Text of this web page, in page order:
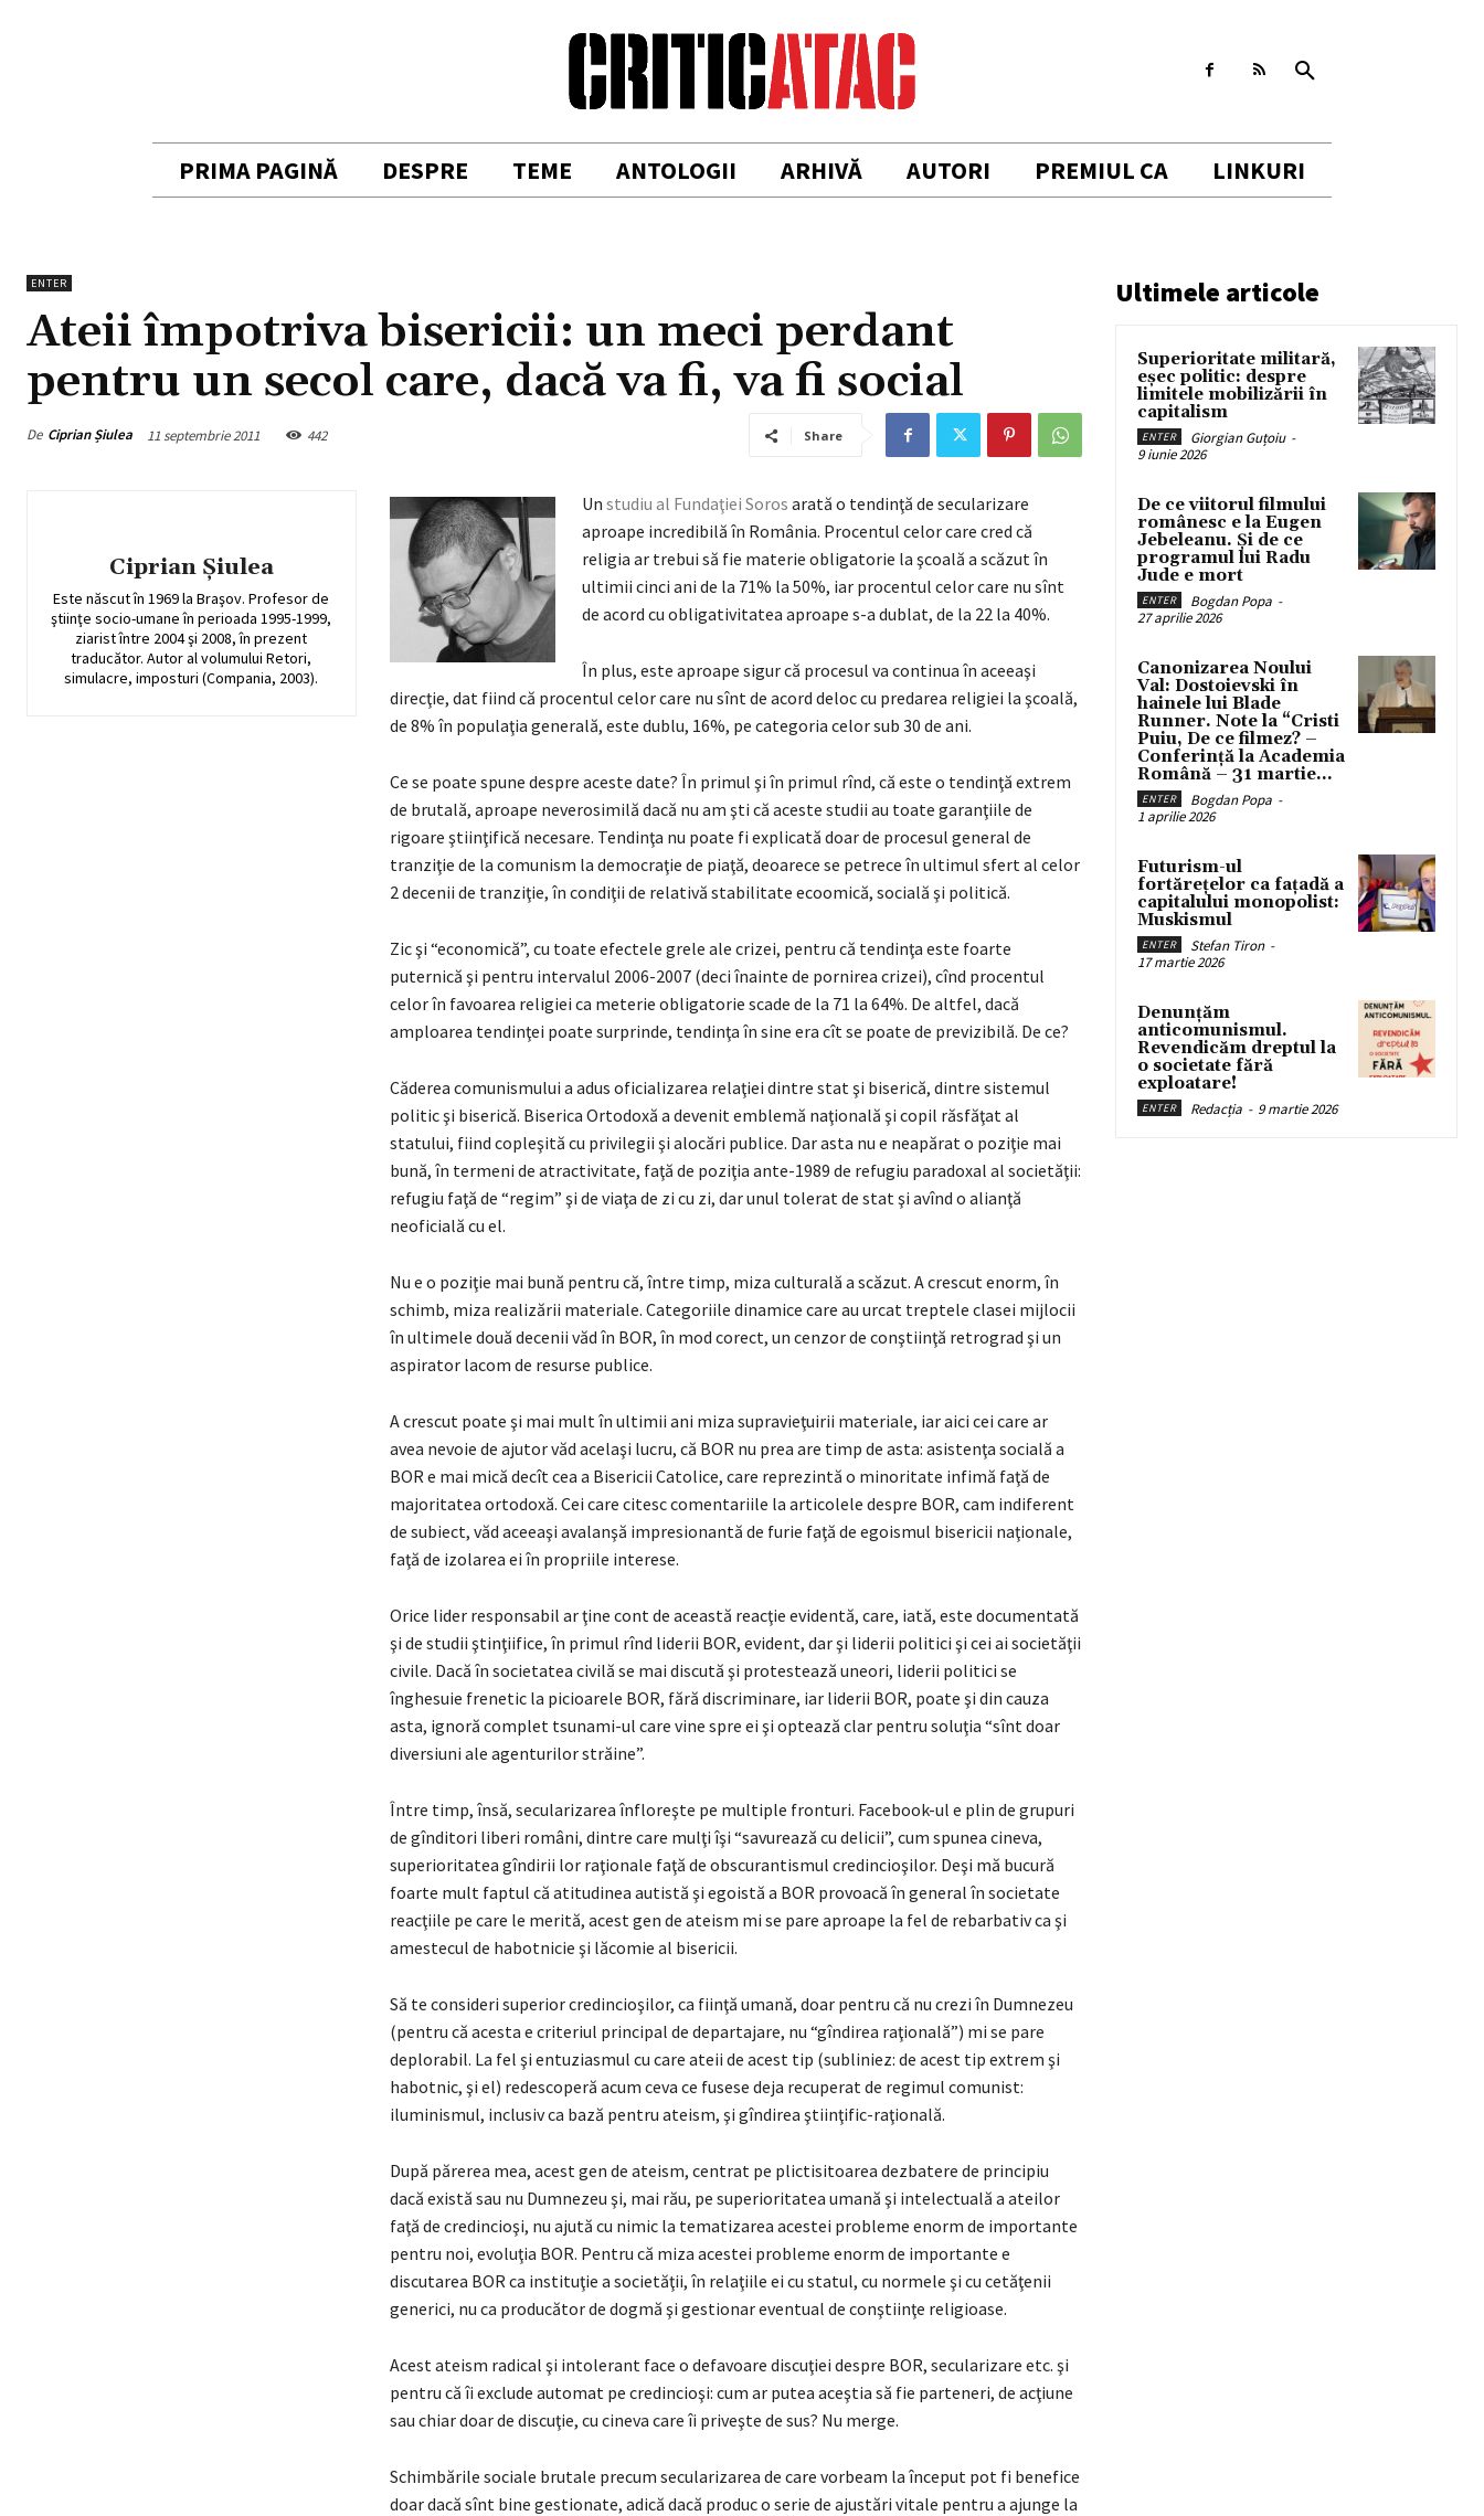
PRIMA PAGINĂ DESPRE TEME ANTOLOGII ARHIVĂ AUTORI PREMIUL CA LINKURI
ENTER
Ateii împotriva bisericii: un meci perdant
pentru un secol care, dacă va fi, va fi social
De Ciprian Șiulea 11 septembrie 2011 442 Share
Ciprian Șiulea
Este născut în 1969 la Braşov. Profesor de
ştiinţe socio-umane în perioada 1995-1999,
ziarist între 2004 şi 2008, în prezent
traducător. Autor al volumului Retori,
simulacre, imposturi (Compania, 2003).
Un studiu al Fundaţiei Soros arată o tendinţă de secularizare
aproape incredibilă în România. Procentul celor care cred că
religia ar trebui să fie materie obligatorie la şcoală a scăzut în
ultimii cinci ani de la 71% la 50%, iar procentul celor care nu sînt
de acord cu obligativitatea aproape s-a dublat, de la 22 la 40%.
În plus, este aproape sigur că procesul va continua în aceeaşi
direcţie, dat fiind că procentul celor care nu sînt de acord deloc cu predarea religiei la şcoală,
de 8% în populaţia generală, este dublu, 16%, pe categoria celor sub 30 de ani.
Ce se poate spune despre aceste date? În primul şi în primul rînd, că este o tendinţă extrem
de brutală, aproape neverosimilă dacă nu am şti că aceste studii au toate garanţiile de
rigoare ştiinţifică necesare. Tendinţa nu poate fi explicată doar de procesul general de
tranziţie de la comunism la democraţie de piaţă, deoarece se petrece în ultimul sfert al celor
2 decenii de tranziţie, în condiţii de relativă stabilitate ecoomică, socială şi politică.
Zic şi “economică”, cu toate efectele grele ale crizei, pentru că tendinţa este foarte
puternică şi pentru intervalul 2006-2007 (deci înainte de pornirea crizei), cînd procentul
celor în favoarea religiei ca meterie obligatorie scade de la 71 la 64%. De altfel, dacă
amploarea tendinţei poate surprinde, tendinţa în sine era cît se poate de previzibilă. De ce?
Căderea comunismului a adus oficializarea relaţiei dintre stat şi biserică, dintre sistemul
politic şi biserică. Biserica Ortodoxă a devenit emblemă naţională şi copil răsfăţat al
statului, fiind copleşită cu privilegii şi alocări publice. Dar asta nu e neapărat o poziţie mai
bună, în termeni de atractivitate, faţă de poziţia ante-1989 de refugiu paradoxal al societăţii:
refugiu faţă de “regim” şi de viaţa de zi cu zi, dar unul tolerat de stat şi avînd o alianţă
neoficială cu el.
Nu e o poziţie mai bună pentru că, între timp, miza culturală a scăzut. A crescut enorm, în
schimb, miza realizării materiale. Categoriile dinamice care au urcat treptele clasei mijlocii
în ultimele două decenii văd în BOR, în mod corect, un cenzor de conştiinţă retrograd şi un
aspirator lacom de resurse publice.
A crescut poate şi mai mult în ultimii ani miza supravieţuirii materiale, iar aici cei care ar
avea nevoie de ajutor văd acelaşi lucru, că BOR nu prea are timp de asta: asistenţa socială a
BOR e mai mică decît cea a Bisericii Catolice, care reprezintă o minoritate infimă faţă de
majoritatea ortodoxă. Cei care citesc comentariile la articolele despre BOR, cam indiferent
de subiect, văd aceeaşi avalanşă impresionantă de furie faţă de egoismul bisericii naţionale,
faţă de izolarea ei în propriile interese.
Orice lider responsabil ar ţine cont de această reacţie evidentă, care, iată, este documentată
şi de studii ştinţiifice, în primul rînd liderii BOR, evident, dar şi liderii politici şi cei ai societăţii
civile. Dacă în societatea civilă se mai discută şi protestează uneori, liderii politici se
înghesuie frenetic la picioarele BOR, fără discriminare, iar liderii BOR, poate şi din cauza
asta, ignoră complet tsunami-ul care vine spre ei şi optează clar pentru soluţia “sînt doar
diversiuni ale agenturilor străine”.
Între timp, însă, secularizarea înfloreşte pe multiple fronturi. Facebook-ul e plin de grupuri
de gînditori liberi români, dintre care mulţi îşi “savurează cu delicii”, cum spunea cineva,
superioritatea gîndirii lor raţionale faţă de obscurantismul credincioşilor. Deşi mă bucură
foarte mult faptul că atitudinea autistă şi egoistă a BOR provoacă în general în societate
reacţiile pe care le merită, acest gen de ateism mi se pare aproape la fel de rebarbativ ca şi
amestecul de habotnicie şi lăcomie al bisericii.
Să te consideri superior credincioşilor, ca fiinţă umană, doar pentru că nu crezi în Dumnezeu
(pentru că acesta e criteriul principal de departajare, nu “gîndirea raţională”) mi se pare
deplorabil. La fel şi entuziasmul cu care ateii de acest tip (subliniez: de acest tip extrem şi
habotnic, şi el) redescoperă acum ceva ce fusese deja recuperat de regimul comunist:
iluminismul, inclusiv ca bază pentru ateism, şi gîndirea ştiinţific-raţională.
După părerea mea, acest gen de ateism, centrat pe plictisitoarea dezbatere de principiu
dacă există sau nu Dumnezeu şi, mai rău, pe superioritatea umană şi intelectuală a ateilor
faţă de credincioşi, nu ajută cu nimic la tematizarea acestei probleme enorm de importante
pentru noi, evoluţia BOR. Pentru că miza acestei probleme enorm de importante e
discutarea BOR ca instituţie a societăţii, în relaţiile ei cu statul, cu normele şi cu cetăţenii
generici, nu ca producător de dogmă şi gestionar eventual de conştiinţe religioase.
Acest ateism radical şi intolerant face o defavoare discuţiei despre BOR, secularizare etc. şi
pentru că îi exclude automat pe credincioşi: cum ar putea aceştia să fie parteneri, de acţiune
sau chiar doar de discuţie, cu cineva care îi priveşte de sus? Nu merge.
Schimbările sociale brutale precum secularizarea de care vorbeam la început pot fi benefice
doar dacă sînt bine gestionate, adică dacă produc o serie de ajustări vitale pentru a ajunge la
Ultimele articole
Superioritate militară,
eșec politic: despre
limitele mobilizării în
capitalism
ENTER Giorgian Guțoiu -
9 iunie 2026
De ce viitorul filmului
românesc e la Eugen
Jebeleanu. Și de ce
programul lui Radu
Jude e mort
ENTER Bogdan Popa -
27 aprilie 2026
Canonizarea Noului
Val: Dostoievski în
hainele lui Blade
Runner. Note la “Cristi
Puiu, De ce filmez? –
Conferință la Academia
Română – 31 martie...
ENTER Bogdan Popa -
1 aprilie 2026
Futurism-ul
fortărețelor ca fațadă a
capitalului monopolist:
Muskismul
ENTER Stefan Tiron -
17 martie 2026
Denunțăm
anticomunismul.
Revendicăm dreptul la
o societate fără
exploatare!
ENTER Redacția - 9 martie 2026